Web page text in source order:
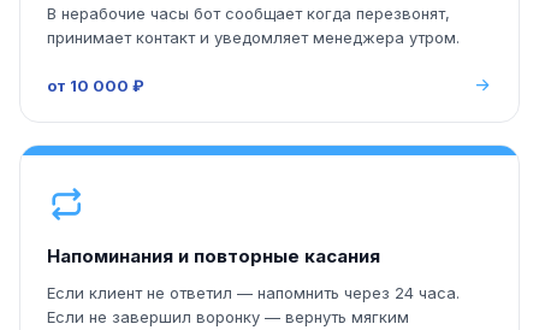
В нерабочие часы бот сообщает когда перезвонят,
принимает контакт и уведомляет менеджера утром.
от 10 000 ₽
Напоминания и повторные касания
Если клиент не ответил — напомнить через 24 часа.
Если не завершил воронку — вернуть мягким